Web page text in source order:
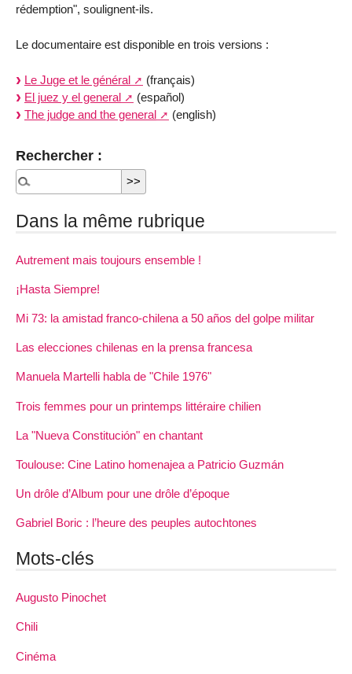
rédemption", soulignent-ils.
Le documentaire est disponible en trois versions :
Le Juge et le général
(français)
El juez y el general
(español)
The judge and the general
(english)
Rechercher :
Dans la même rubrique
Autrement mais toujours ensemble !
¡Hasta Siempre!
Mi 73: la amistad franco-chilena a 50 años del golpe militar
Las elecciones chilenas en la prensa francesa
Manuela Martelli habla de "Chile 1976"
Trois femmes pour un printemps littéraire chilien
La "Nueva Constitución" en chantant
Toulouse: Cine Latino homenajea a Patricio Guzmán
Un drôle d’Album pour une drôle d’époque
Gabriel Boric : l’heure des peuples autochtones
Mots-clés
Augusto Pinochet
Chili
Cinéma